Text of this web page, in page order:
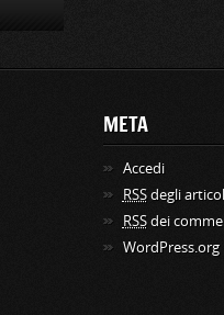
META
Accedi
RSSdegli
RSSdei
WordPress.org